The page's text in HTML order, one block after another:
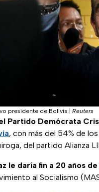
presidente de Bolivia Reuters
Partido Demócrata
, con más del 54% de
del partido Alianza
le daría fin a 20 años
al Socialismo